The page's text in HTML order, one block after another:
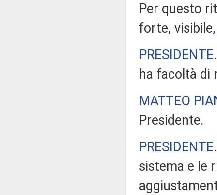
Per questo
forte,
PRESIDENTE
ha facoltà di
MATTEO
Presidente.
PRESIDENTE
sistema e le